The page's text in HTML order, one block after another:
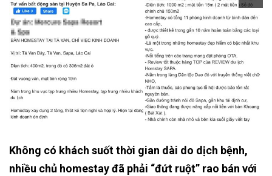
Không có khách suốt thời gian dài do dịch bệnh,
nhiều chủ homestay đã phải “đứt ruột” rao bán với